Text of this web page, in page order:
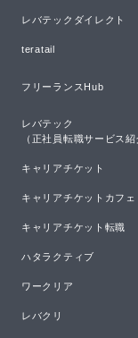
レバテックダイレクト
teratail
フリーランスHub
レバテック
（正社員転職サービス紹
キャリアチケット
キャリアチケットカフェ
キャリアチケット転職
ハタラクティブ
ワークリア
レバクリ